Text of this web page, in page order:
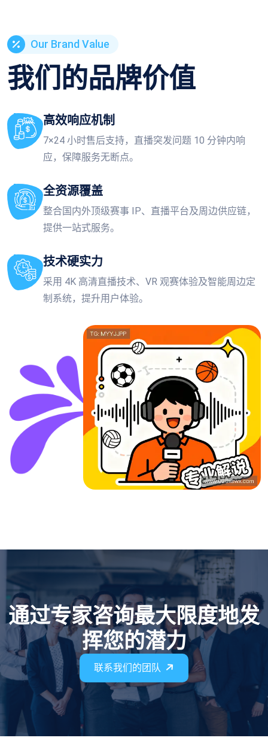
Our Brand Value
我们的品牌价值
高效响应机制
7×24 小时售后支持，直播突发问题 10 分钟内响
应，保障服务无断点。
全资源覆盖
整合国内外顶级赛事 IP、直播平台及周边供应链，
提供一站式服务。
技术硬实力
采用 4K 高清直播技术、VR 观赛体验及智能周边定
制系统，提升用户体验。
通过专家咨询最大限度地发
挥您的潜力
联系我们的团队